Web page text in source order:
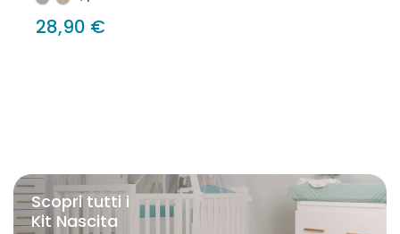
28,90 €
Scopri tutti i
Kit Nascita